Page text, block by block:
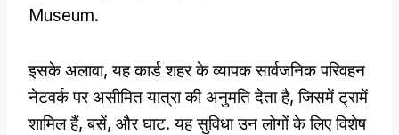
Museum.
इसके अलावा, यह कार्ड शहर के व्यापक सार्वजनिक परिवहन
नेटवर्क पर असीमित यात्रा की अनुमति देता है, जिसमें ट्रामें
शामिल हैं, बसें, और घाट. यह सुविधा उन लोगों के लिए विशेष